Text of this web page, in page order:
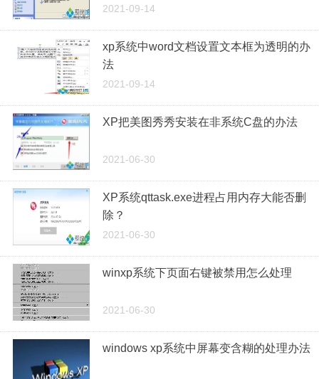
2021-09-14
xp系统中word文档设置文本框为透明的办
法
2021-09-14
XP把美图秀秀安装在非系统C盘的办法
2021-06-30
XP系统qttask.exe进程占用内存大能否删
除？
2021-06-30
winxp系统下页面右键被禁用怎么处理
2021-06-30
windows xp系统中屏幕变含糊的处理办法